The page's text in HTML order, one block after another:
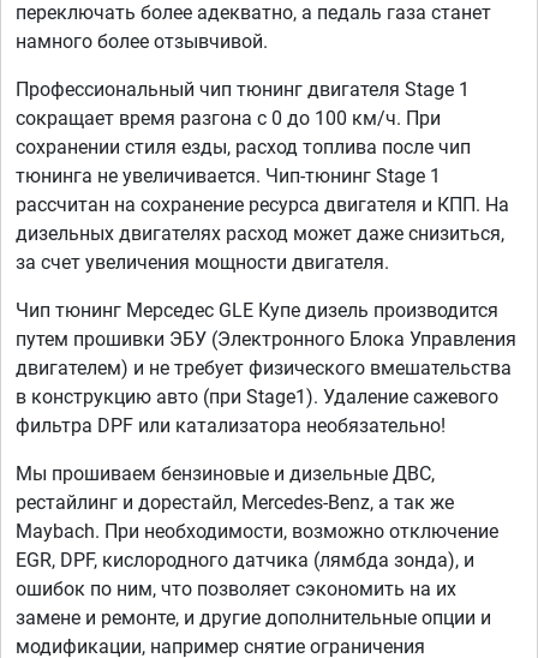
переключать более адекватно, а педаль газа станет
намного более отзывчивой.
Профессиональный чип тюнинг двигателя Stage 1
сокращает время разгона с 0 до 100 км/ч. При
сохранении стиля езды, расход топлива после чип
тюнинга не увеличивается. Чип-тюнинг Stage 1
рассчитан на сохранение ресурса двигателя и КПП. На
дизельных двигателях расход может даже снизиться,
за счет увеличения мощности двигателя.
Чип тюнинг Мерседес GLE Купе дизель производится
путем прошивки ЭБУ (Электронного Блока Управления
двигателем) и не требует физического вмешательства
в конструкцию авто (при Stage1). Удаление сажевого
фильтра DPF или катализатора необязательно!
Мы прошиваем бензиновые и дизельные ДВС,
рестайлинг и дорестайл, Mercedes-Benz, а так же
Maybach. При необходимости, возможно отключение
EGR, DPF, кислородного датчика (лямбда зонда), и
ошибок по ним, что позволяет сэкономить на их
замене и ремонте, и другие дополнительные опции и
модификации, например снятие ограничения